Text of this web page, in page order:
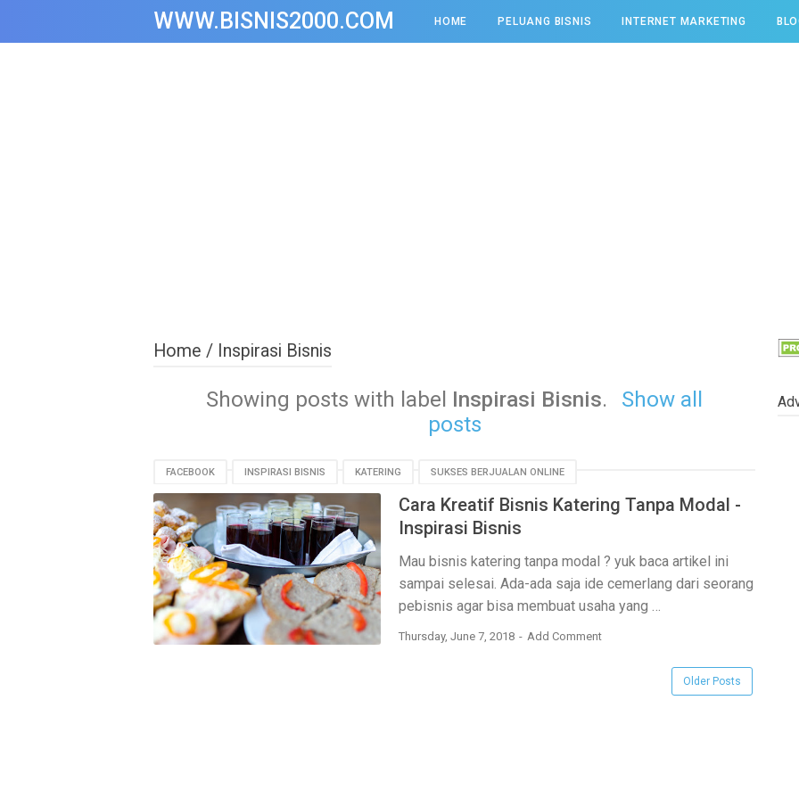
WWW.BISNIS2000.COM HOME PELUANG BISNIS INTERNET MARKETING
Home / Inspirasi Bisnis
Showing posts with label Inspirasi Bisnis.
Show all
posts
FACEBOOK INSPIRASI BISNIS KATERING SUKSES BERJUALAN ONLINE
Cara Kreatif Bisnis Katering Tanpa Modal -
Inspirasi Bisnis
Mau bisnis katering tanpa modal ? yuk baca artikel ini
sampai selesai. Ada-ada saja ide cemerlang dari seorang
pebisnis agar bisa membuat usaha yang …
Thursday, June 7, 2018 Add Comment
Older Posts